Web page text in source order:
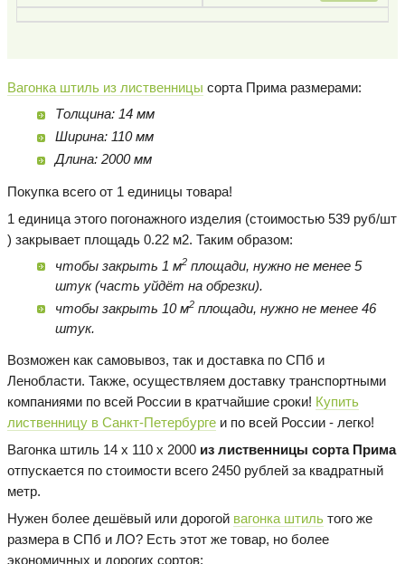
Вагонка штиль из лиственницы сорта Прима размерами:
Толщина: 14 мм
Ширина: 110 мм
Длина: 2000 мм
Покупка всего от 1 единицы товара!
1 единица этого погонажного изделия (стоимостью 539 руб/шт
) закрывает площадь 0.22 м2. Таким образом:
чтобы закрыть 1 м2площади, нужно не менее 5
штук (часть уйдёт на обрезки).
чтобы закрыть 10 м2площади, нужно не менее 46
штук.
Возможен как самовывоз, так и доставка по СПб и
Ленобласти. Также, осуществляем доставку транспортными
компаниями по всей России в кратчайшие сроки! Купить
лиственницу в Санкт-Петербурге и по всей России - легко!
Вагонка штиль 14 х 110 х 2000 из лиственницы сорта Прима
отпускается по стоимости всего 2450 рублей за квадратный
метр.
Нужен более дешёвый или дорогой вагонка штиль того же
размера в СПб и ЛО? Есть этот же товар, но более
экономичных и дорогих сортов: